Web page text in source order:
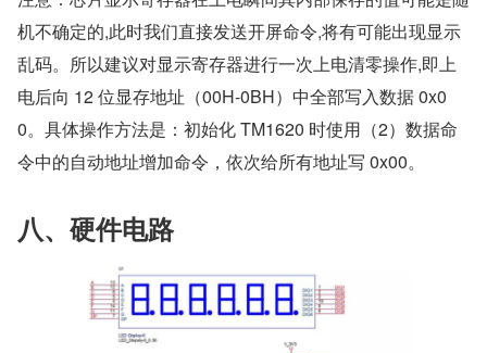
机不确定的,此时我们直接发送开屏命令,将有可能出现显示
乱码。所以建议对显示寄存器进行一次上电清零操作,即上
电后向 12 位显存地址（00H-0BH）中全部写入数据 0x0
0。具体操作方法是：初始化 TM1620 时使用（2）数据命
令中的自动地址增加命令，依次给所有地址写 0x00。
八、硬件电路